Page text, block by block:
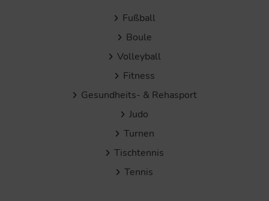
Fußball
Boule
Volleyball
Fitness
Gesundheits- & Rehasport
Judo
Turnen
Tischtennis
Tennis